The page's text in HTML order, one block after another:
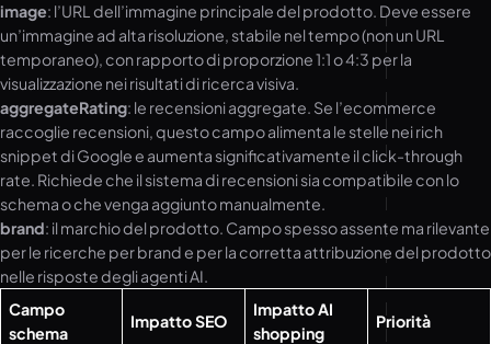
image: l’URL dell’immagine principale del prodotto. Deve essere
un’immagine ad alta risoluzione, stabile nel tempo (non un URL
temporaneo), con rapporto di proporzione 1:1 o 4:3 per la
visualizzazione nei risultati di ricerca visiva.
aggregateRating: le recensioni aggregate. Se l’ecommerce
raccoglie recensioni, questo campo alimenta le stelle nei rich
snippet di Google e aumenta significativamente il click-through
rate. Richiede che il sistema di recensioni sia compatibile con lo
schema o che venga aggiunto manualmente.
brand: il marchio del prodotto. Campo spesso assente ma rilevante
per le ricerche per brand e per la corretta attribuzione del prodotto
nelle risposte degli agenti AI.
Campo
schema
Impatto SEO
Impatto AI
shopping
Priorità